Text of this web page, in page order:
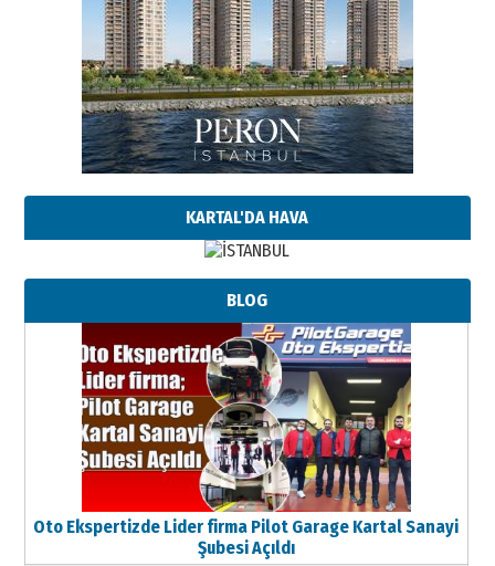
KARTAL'DA HAVA
BLOG
Oto Ekspertizde Lider firma Pilot Garage Kartal Sanayi
Şubesi Açıldı